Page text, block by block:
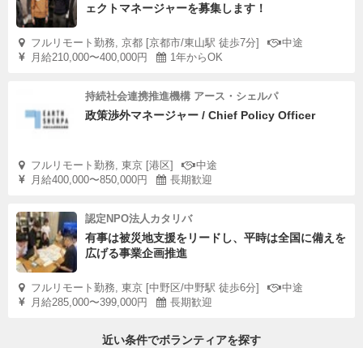
ェクトマネージャーを募集します！
フルリモート勤務, 京都 [京都市/東山駅 徒歩7分]
中途
月給210,000〜400,000円
1年からOK
持続社会連携推進機構 アース・シェルパ
政策渉外マネージャー / Chief Policy Officer
フルリモート勤務, 東京 [港区]
中途
月給400,000〜850,000円
長期歓迎
認定NPO法人カタリバ
有事は被災地支援をリードし、平時は全国に備えを
広げる事業企画推進
フルリモート勤務, 東京 [中野区/中野駅 徒歩6分]
中途
月給285,000〜399,000円
長期歓迎
近い条件でボランティアを探す